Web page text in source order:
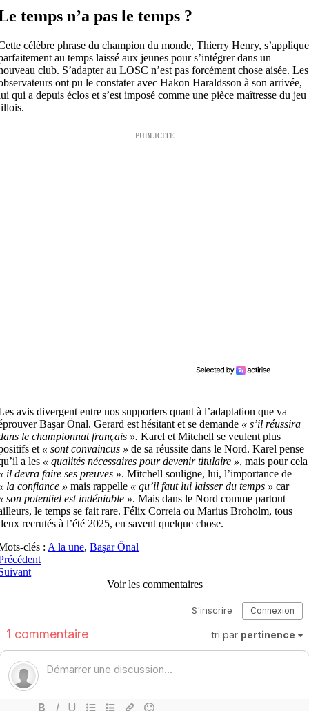
temps n’a pas le temps ?
célèbre phrase du champion du monde, Thierry Henry, s’applique
au temps laissé aux jeunes pour s’intégrer dans un
club. S’adapter au LOSC n’est pas forcément chose aisée. Les
ont pu le constater avec Hakon Haraldsson à son arrivée,
qui a depuis éclos et s’est imposé comme une pièce maîtresse du jeu
PUBLICITE
avis divergent entre nos supporters quant à l’adaptation que va
Başar Önal. Gerard est hésitant et se demande « s’il réussira
le championnat français ». Karel et Mitchell se veulent plus
et « sont convaincus » de sa réussite dans le Nord. Karel pense
a les « qualités nécessaires pour devenir titulaire », mais pour cela
il devra faire ses preuves ». Mitchell souligne, lui, l’importance de
la confiance » mais rappelle « qu’il faut lui laisser du temps » car
son potentiel est indéniable ». Mais dans le Nord comme partout
le temps se fait rare. Félix Correia ou Marius Broholm, tous
recrutés à l’été 2025, en savent quelque chose.
clés : A la une,Başar Önal
Voir les commentaires